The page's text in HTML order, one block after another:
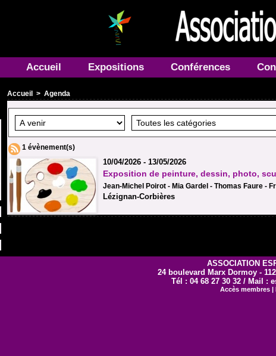
Accueil Expositions Conférences
Accueil > Agenda
1 évènement(s)
10/04/2026 - 13/05/2026
Exposition de peinture, dessin, photo,
Jean-Michel Poirot - Mia Gardel - Thomas Faure -
Lézignan-Corbières
ASSOCIATION
24 boulevard Marx Dormoy -
Tél : 04 68 27 30 32 / Mail :
Accès membres |